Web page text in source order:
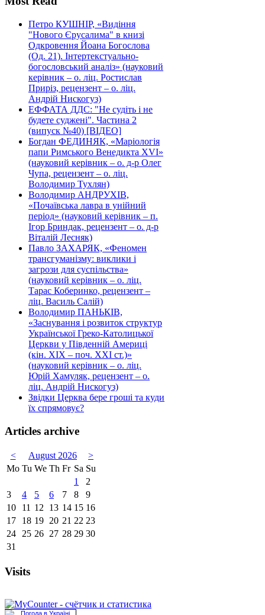
Петро КУШНІР, «Видіння
"Нового Єрусалима" в книзі
Одкровення Йоана Богослова
(Од. 21). Інтертекстуально-
богословський аналіз» (науковий
керівник – о. ліц. Ростислав
Приріз, рецензент – о. ліц.
Андрій Нискогуз)
ЕФФАТА ДДС: "Не судіть і не
будете суджені". Частина 2
(випуск №40) [ВІДЕО]
Богдан ФЕДИНЯК, «Маріологія
папи Римського Венедикта XVI»
(науковий керівник – о. д-р Олег
Чупа, рецензент – о. ліц.
Володимир Тухлян)
Володимир АНДРУХІВ,
«Почаївська лавра в унійний
період» (науковий керівник – п.
Ігор Бриндак, рецензент – о. д-р
Віталій Лесняк)
Павло ЗАХАРЯК, «Феномен
трансгуманізму: виклики і
загрози для суспільства»
(науковий керівник – о. ліц.
Тарас Коберинко, рецензент –
ліц. Василь Салій)
Володимир ПАНЬКІВ,
«Заснування і розвиток структур
Української Греко-Католицької
Церкви у Південній Америці
(кін. ХІХ – поч. ХХІ ст.)»
(науковий керівник – о. ліц.
Юрій Хамуляк, рецензент – о.
ліц. Андрій Нискогуз)
Звідки Церква бере гроші та куди
їх спрямовує?
Articles archive
< August 2026
>
Mo Tu We Th Fr Sa Su
1
2
3
4 5 6 7 8
9
10
11 12 13 14 15 16
17
18 19 20 21 22 23
24
25 26 27 28 29 30
31
Visits